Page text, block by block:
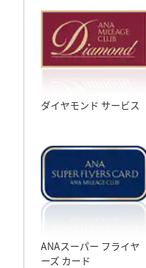
ダイヤモンド サービス
ANAスーパー フライヤ
ーズ カード